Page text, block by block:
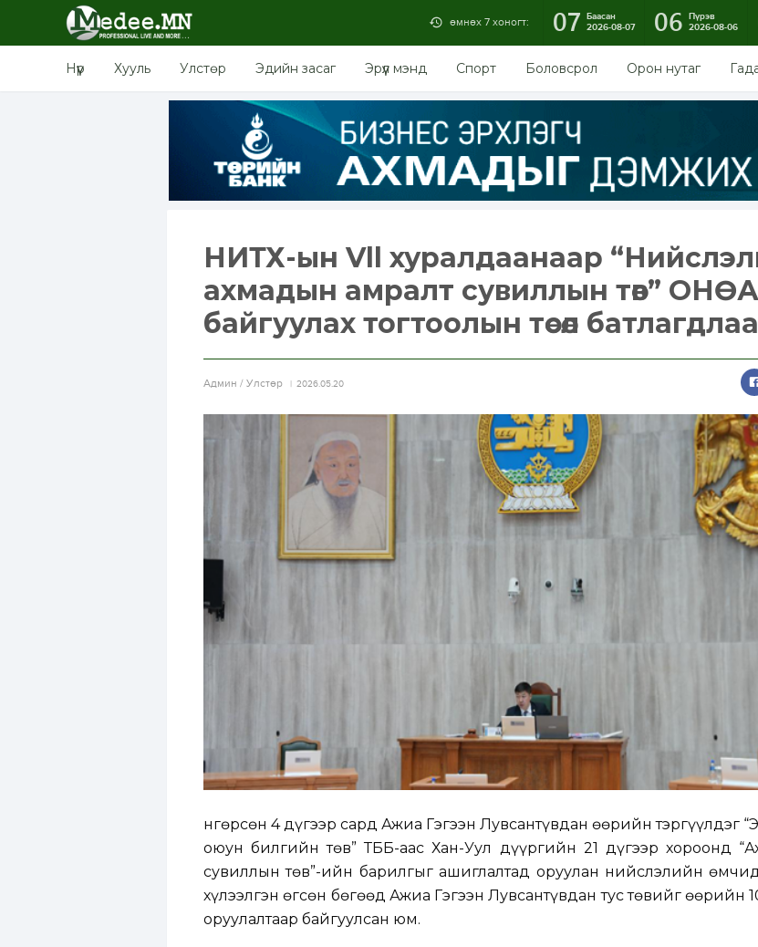
өмнөх 7 хоногт: 07 Баасан
2026-08-07
06 Пүрэв
2026-08-06
Нүүр Хууль Улстөр Эдийн засаг Эрүүл мэнд Спорт Боловсрол Орон нутаг
НИТХ-ын Vll хуралдаанаар
ахмадын амралт сувиллын төв”
байгуулах тогтоолын төсөл батлагдлаа
Aдмин / Улстөр 2026.05.20
Өнгөрсөн 4 дүгээр сард Ажиа Гэгээн Лувсантүвдан өөрийн тэргүүлдэг
оюун билгийн төв” ТББ-аас Хан-Уул дүүргийн 21 дүгээр хороонд
сувиллын төв”-ийн барилгыг ашиглалтад оруулан нийслэлийн
хүлээлгэн өгсөн бөгөөд Ажиа Гэгээн Лувсантүвдан тус төвийг өөрийн
оруулалтаар байгуулсан юм.